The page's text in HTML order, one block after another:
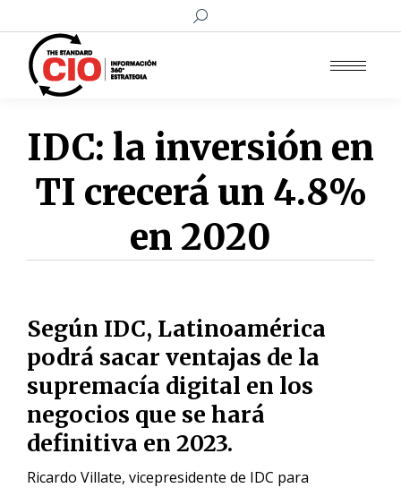
Buscar:
IDC: la inversión en
TI crecerá un 4.8%
en 2020
Según IDC, Latinoamérica
podrá sacar ventajas de la
supremacía digital en los
negocios que se hará
definitiva en 2023.
Ricardo Villate, vicepresidente de IDC para